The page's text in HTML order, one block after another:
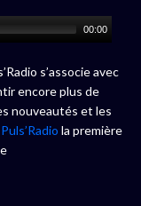
00:00
s’associe avec
encore plus de
nouveautés et les
Puls’Radio la première